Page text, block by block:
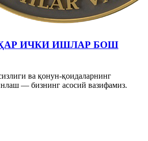
ИЧКИ ИШЛАР БОШ
ва қонун-қоидаларнинг
— бизнинг асосий вазифамиз.